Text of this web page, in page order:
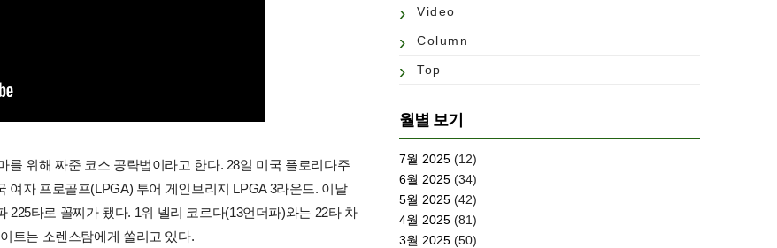
위해 짜준 코스 공략법이라고 한다. 28일 미국 플로리다주
자 프로골프(LPGA) 투어 게인브리지 LPGA 3라운드. 이날
타로 꼴찌가 됐다. 1위 넬리 코르다(13언더파)와는 22타 차
트는 소렌스탐에게 쏠리고 있다.
Video
Column
Top
월별 보기
7월 2025 (12)
6월 2025 (34)
5월 2025 (42)
4월 2025 (81)
3월 2025 (50)